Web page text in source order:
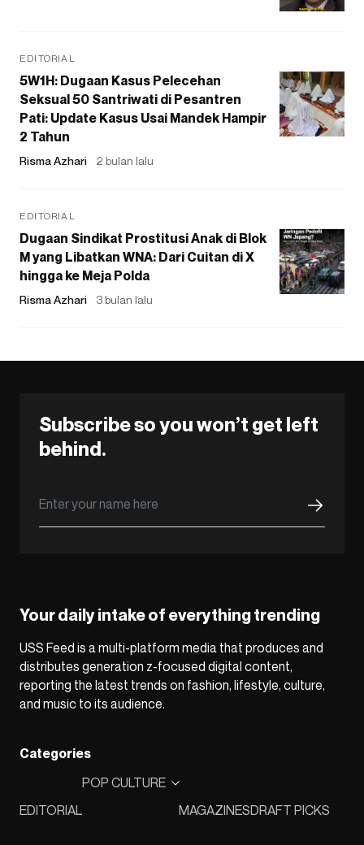
EDITORIAL
5W1H: Dugaan Kasus Pelecehan
Seksual 50 Santriwati di Pesantren
Pati: Update Kasus Usai Mandek Hampir
2 Tahun
Risma Azhari 2 bulan lalu
EDITORIAL
Dugaan Sindikat Prostitusi Anak di Blok
M yang Libatkan WNA: Dari Cuitan di X
hingga ke Meja Polda
Risma Azhari 3 bulan lalu
Subscribe so you won’t get left
behind.
Your daily intake of everything trending
USS Feed is a multi-platform media that produces and
distributes generation z-focused digital content,
reporting the latest trends on fashion, lifestyle, culture,
and music to its audience.
Categories
EDITORIAL
POP CULTURE
MAGAZINESDRAFT PICKS